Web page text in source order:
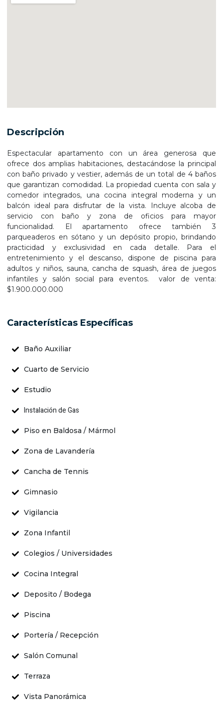
Descripción
Espectacular apartamento con un área generosa que
ofrece dos amplias habitaciones, destacándose la principal
con baño privado y vestier, además de un total de 4 baños
que garantizan comodidad. La propiedad cuenta con sala y
comedor integrados, una cocina integral moderna y un
balcón ideal para disfrutar de la vista. Incluye alcoba de
servicio con baño y zona de oficios para mayor
funcionalidad. El apartamento ofrece también 3
parqueaderos en sótano y un depósito propio, brindando
practicidad y exclusividad en cada detalle. Para el
entretenimiento y el descanso, dispone de piscina para
adultos y niños, sauna, cancha de squash, área de juegos
infantiles y salón social para eventos. valor de venta:
$1.900.000.000
Características Específicas
Baño Auxiliar
Cuarto de Servicio
Estudio
Instalación de Gas
Piso en Baldosa / Mármol
Zona de Lavandería
Cancha de Tennis
Gimnasio
Vigilancia
Zona Infantil
Colegios / Universidades
Cocina Integral
Deposito / Bodega
Piscina
Portería / Recepción
Salón Comunal
Terraza
Vista Panorámica